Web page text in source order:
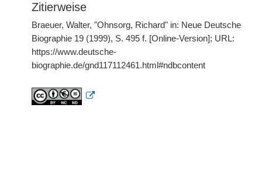
Zitierweise
Braeuer, Walter, "Ohnsorg, Richard" in: Neue Deutsche
Biographie 19 (1999), S. 495 f. [Online-Version]; URL:
https://www.deutsche-
biographie.de/gnd117112461.html#ndbcontent